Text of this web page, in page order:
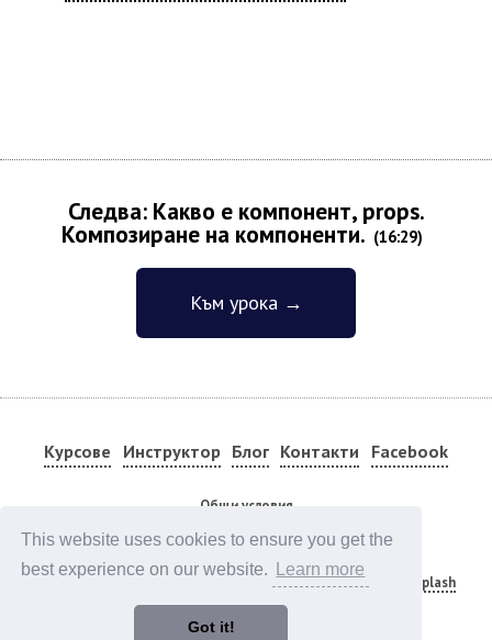
This website uses cookies to ensure you get the
best experience on our website.
Learn more
Got it!
Следва: Какво е компонент, props.
Композиране на компоненти. (16:29)
Към урока →
Курсове Инструктор Блог Контакти Facebook
Общи условия
Code editor by Marijn Haverbeke onCodeMirror
Photos by Camylla Battani John Schnobrich
Caspar Camille Rubin
Olena Sergienko
Unsplash
Animations by